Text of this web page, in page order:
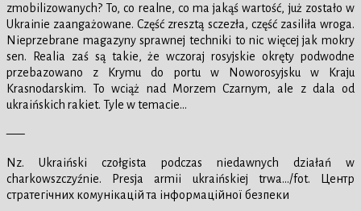
zmobilizowanych? To, co realne, co ma jakąś wartość, już zostało w
Ukrainie zaangażowane. Część zresztą sczezła, część zasiliła wroga.
Nieprzebrane magazyny sprawnej techniki to nic więcej jak mokry
sen. Realia zaś są takie, że wczoraj rosyjskie okręty podwodne
przebazowano z Krymu do portu w Noworosyjsku w Kraju
Krasnodarskim. To wciąż nad Morzem Czarnym, ale z dala od
ukraińskich rakiet. Tyle w temacie…
—–
Nz. Ukraiński czołgista podczas niedawnych działań w
charkowszczyźnie. Presja armii ukraińskiej trwa…/fot. Центр
стратегічних комунікацій та інформаційної безпеки